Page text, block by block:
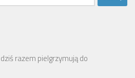
razem pielgrzymują do